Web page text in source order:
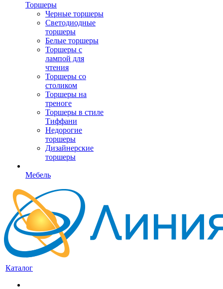
Торшеры
Черные торшеры
Светодиодные
торшеры
Белые торшеры
Торшеры с
лампой для
чтения
Торшеры со
столиком
Торшеры на
треноге
Торшеры в стиле
Тиффани
Недорогие
торшеры
Дизайнерские
торшеры
Мебель
Каталог